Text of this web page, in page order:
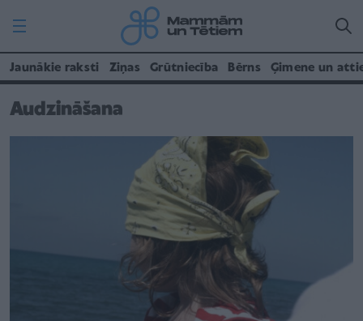
Jaunākie raksti Ziņas Grūtniecība Bērns Ģimene un
Audzināšana